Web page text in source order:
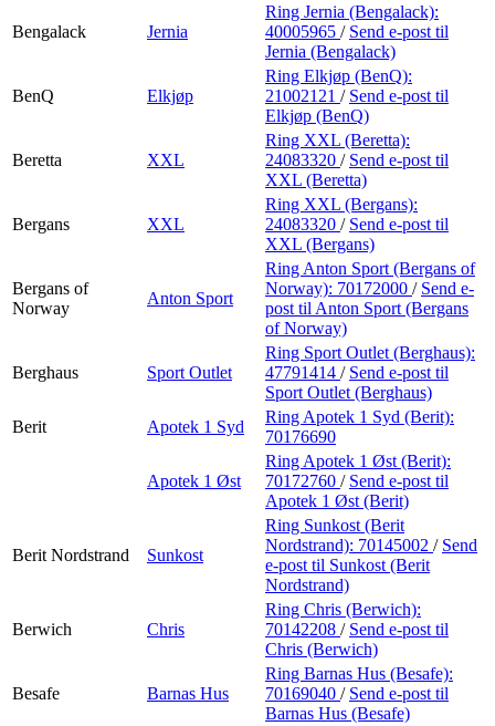
Bengalack Jernia
Ring Jernia (Bengalack):
40005965 / Send e-post til
Jernia (Bengalack)
BenQ Elkjøp
Ring Elkjøp (BenQ):
21002121 / Send e-post til
Elkjøp (BenQ)
Beretta XXL
Ring XXL (Beretta):
24083320 / Send e-post til
XXL (Beretta)
Bergans XXL
Ring XXL (Bergans):
24083320 / Send e-post til
XXL (Bergans)
Bergans of
Norway
Anton Sport
Ring Anton Sport (Bergans of
Norway): 70172000 / Send e-
post til Anton Sport (Bergans
of Norway)
Berghaus Sport Outlet
Ring Sport Outlet (Berghaus):
47791414 / Send e-post til
Sport Outlet (Berghaus)
Berit
Apotek 1 Syd
Ring Apotek 1 Syd (Berit):
70176690
Apotek 1 Øst
Ring Apotek 1 Øst (Berit):
70172760 / Send e-post til
Apotek 1 Øst (Berit)
Berit Nordstrand Sunkost
Ring Sunkost (Berit
Nordstrand): 70145002 / Send
e-post til Sunkost (Berit
Nordstrand)
Berwich Chris
Ring Chris (Berwich):
70142208 / Send e-post til
Chris (Berwich)
Besafe Barnas Hus
Ring Barnas Hus (Besafe):
70169040 / Send e-post til
Barnas Hus (Besafe)